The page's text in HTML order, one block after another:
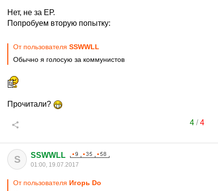
Нет, не за ЕР.
Попробуем вторую попытку:
От пользователя SSWWLL
Обычно я голосую за коммунистов
Прочитали?
4/4
S SSWWLL
01:00, 19.07.2017
От пользователя Игорь Do